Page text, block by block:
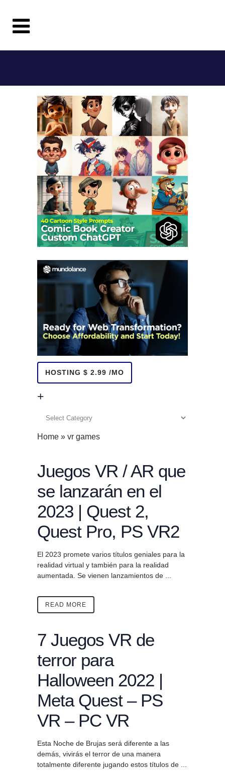
HOSTING $ 2.99 /MO
+
Home » vr games
Juegos VR / AR que
se lanzarán en el
2023 | Quest 2,
Quest Pro, PS VR2
El 2023 promete varios títulos geniales para la
realidad virtual y también para la realidad
aumentada. Se vienen lanzamientos de ...
READ MORE
7 Juegos VR de
terror para
Halloween 2022 |
Meta Quest – PS
VR – PC VR
Esta Noche de Brujas será diferente a las
demás, vivirás el terror de una manera
totalmente diferente jugando estos títulos de ...